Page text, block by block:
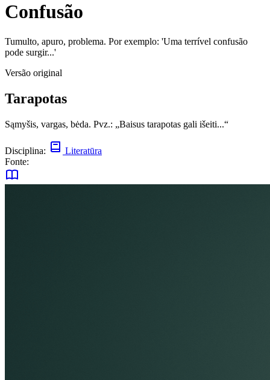
Confusão
Tumulto, apuro, problema. Por exemplo: 'Uma terrível confusão
pode surgir...'
Versão original
Tarapotas
Sąmyšis, vargas, bėda. Pvz.: „Baisus tarapotas gali išeiti...“
Disciplina:
Literatūra
Fonte: